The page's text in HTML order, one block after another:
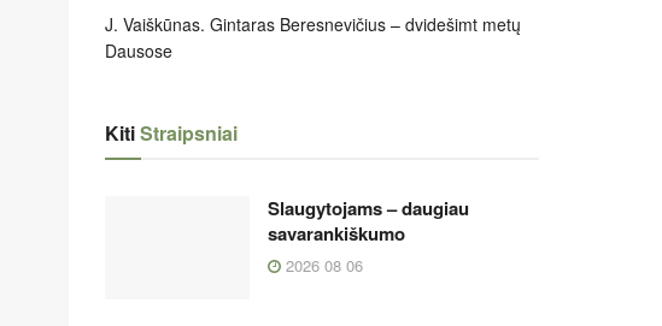
J. Vaiškūnas. Gintaras Beresnevičius – dvidešimt metų
Dausose
KitiStraipsniai
Slaugytojams – daugiau
savarankiškumo
2026 08 06